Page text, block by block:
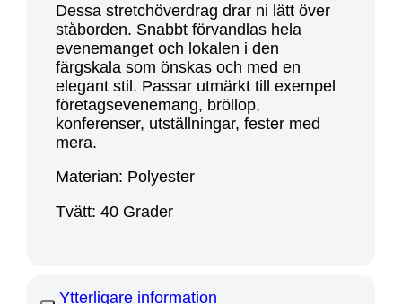
Dessa stretchöverdrag drar ni lätt över
ståborden. Snabbt förvandlas hela
evenemanget och lokalen i den
färgskala som önskas och med en
elegant stil. Passar utmärkt till exempel
företagsevenemang, bröllop,
konferenser, utställningar, fester med
mera.
Materian: Polyester
Tvätt: 40 Grader
Ytterligare information